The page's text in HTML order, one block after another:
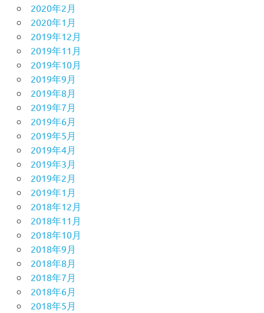
2020年2月
2020年1月
2019年12月
2019年11月
2019年10月
2019年9月
2019年8月
2019年7月
2019年6月
2019年5月
2019年4月
2019年3月
2019年2月
2019年1月
2018年12月
2018年11月
2018年10月
2018年9月
2018年8月
2018年7月
2018年6月
2018年5月